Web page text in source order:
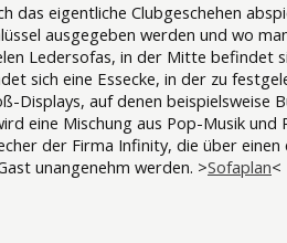
das eigentliche Clubgeschehen
ausgegeben werden und wo
Ledersofas, in der Mitte befindet
sich eine Essecke, in der zu
auf denen beispielsweise
eine Mischung aus Pop-Musik und
der Firma Infinity, die über einen
unangenehm werden. >Sofaplan<